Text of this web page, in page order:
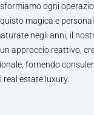
ogni
magica e
negli anni, il
approccio reattivo,
fornendo
estate luxury.